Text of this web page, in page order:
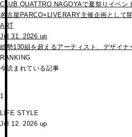
CLUB QUATTRO NAGOYAで夏祭りイベン
名古屋PARCO×LIVERARY主催企画として開
ART
Jul 31. 2026 up
総勢130組を超えるアーティスト、デザイ
RANKING
今読まれている記事
1
LIFE STYLE
Jul 12. 2026 up